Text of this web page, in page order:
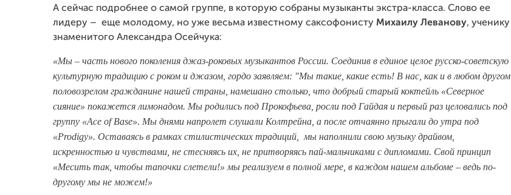
А сейчас подробнее о самой группе, в которую собраны музыканты экстра-класса. Слово ее
лидеру – еще молодому, но уже весьма известному саксофонисту Михаилу Леванову, ученику
знаменитого Александра Осейчука:
«Мы – часть нового поколения джаз-роковых музыкантов России. Соединив в единое целое русско-советскую
культурную традицию с роком и джазом, гордо заявляем: "Мы такие, какие есть! В нас, как и в любом другом
половозрелом гражданине нашей страны, намешано столько, что добрый старый коктейль «Северное
сияние» покажется лимонадом. Мы родились под Прокофьева, росли под Гайдая и первый раз целовались под
группу «Ace of Base». Мы днями напролет слушали Колтрейна, а после отчаянно прыгали до утра под
«Prodigy». Оставаясь в рамках стилистических традиций, мы наполнили свою музыку драйвом,
искренностью и чувствами, не стесняясь их, не притворяясь пай-мальчиками с дипломами. Свой принцип
«Месить так, чтобы тапочки слетели!» мы реализуем в полной мере, в каждом нашем альбоме – ведь по-
другому мы не можем!»